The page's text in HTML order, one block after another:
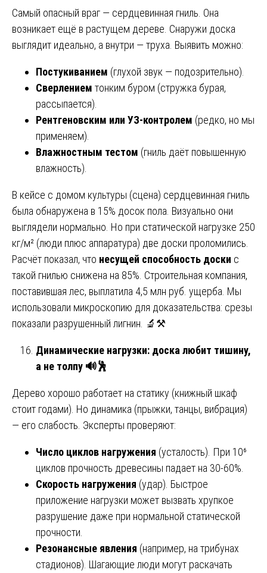
Самый опасный враг — сердцевинная гниль. Она
возникает ещё в растущем дереве. Снаружи доска
выглядит идеально, а внутри — труха. Выявить можно:
Постукиванием (глухой звук — подозрительно).
Сверлением тонким буром (стружка бурая,
рассыпается).
Рентгеновским или УЗ-контролем (редко, но мы
применяем).
Влажностным тестом (гниль даёт повышенную
влажность).
В кейсе с домом культуры (сцена) сердцевинная гниль
была обнаружена в 15% досок пола. Визуально они
выглядели нормально. Но при статической нагрузке 250
кг/м² (люди плюс аппаратура) две доски проломились.
Расчёт показал, что несущей способность доски с
такой гнилью снижена на 85%. Строительная компания,
поставившая лес, выплатила 4,5 млн руб. ущерба. Мы
использовали микроскопию для доказательства: срезы
показали разрушенный лигнин. 🔬⚒️
Динамические нагрузки: доска любит тишину,
а не толпу 🔊🕺
Дерево хорошо работает на статику (книжный шкаф
стоит годами). Но динамика (прыжки, танцы, вибрация)
— его слабость. Эксперты проверяют:
Число циклов нагружения (усталость). При 10⁶
циклов прочность древесины падает на 30-60%.
Скорость нагружения (удар). Быстрое
приложение нагрузки может вызвать хрупкое
разрушение даже при нормальной статической
прочности.
Резонансные явления (например, на трибунах
стадионов). Шагающие люди могут раскачать